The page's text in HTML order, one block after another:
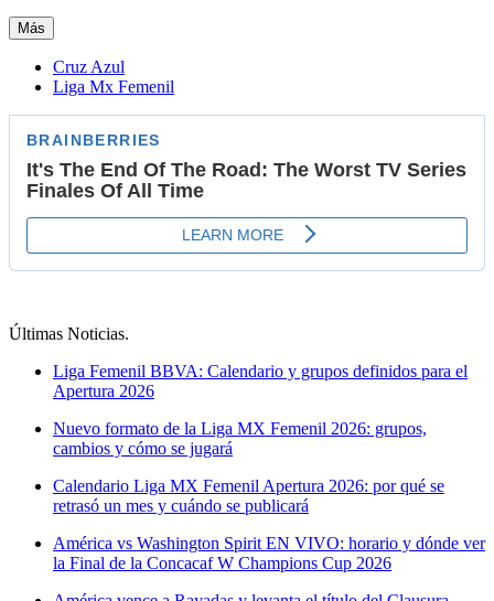
Más
Cruz Azul
Liga Mx Femenil
Últimas Noticias.
Liga Femenil BBVA: Calendario y grupos definidos para el
Apertura 2026
Nuevo formato de la Liga MX Femenil 2026: grupos,
cambios y cómo se jugará
Calendario Liga MX Femenil Apertura 2026: por qué se
retrasó un mes y cuándo se publicará
América vs Washington Spirit EN VIVO: horario y dónde ver
la Final de la Concacaf W Champions Cup 2026